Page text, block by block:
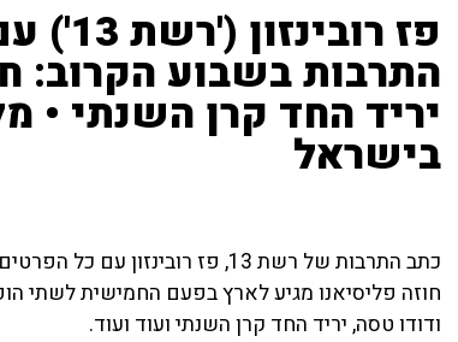
פז
התרבות בשבוע הקרוב:
יריד החד קרן השנתי •
בישראל
כתב התרבות של רשת 13, פז
חוזה פליסיאנו מגיע לארץ בפעם החמישית לשתי
ודודו טסה, יריד החד קרן השנתי ועוד ועוד.